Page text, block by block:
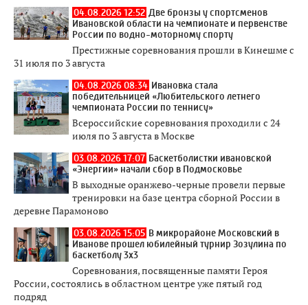
04.08.2026 12:52 Две бронзы у спортсменов
Ивановской области на чемпионате и первенстве
России по водно-моторному спорту
Престижные соревнования прошли в Кинешме с
31 июля по 3 августа
04.08.2026 08:34 Ивановка стала
победительницей «Любительского летнего
чемпионата России по теннису»
Всероссийские соревнования проходили с 24
июля по 3 августа в Москве
03.08.2026 17:07 Баскетболистки ивановской
«Энергии» начали сбор в Подмосковье
В выходные оранжево-черные провели первые
тренировки на базе центра сборной России в
деревне Парамоново
03.08.2026 15:05 В микрорайоне Московский в
Иванове прошел юбилейный турнир Зозулина по
баскетболу 3x3
Соревнования, посвященные памяти Героя
России, состоялись в областном центре уже пятый год
подряд